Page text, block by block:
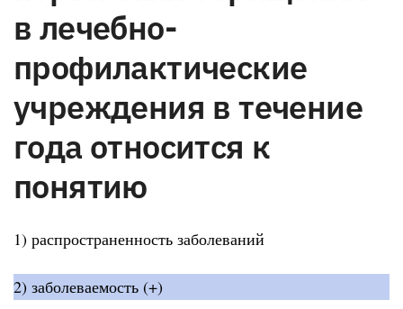
в лечебно-
профилактические
учреждения в течение
года относится к
понятию
1) распространенность заболеваний
2) заболеваемость (+)